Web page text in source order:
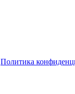
Политика